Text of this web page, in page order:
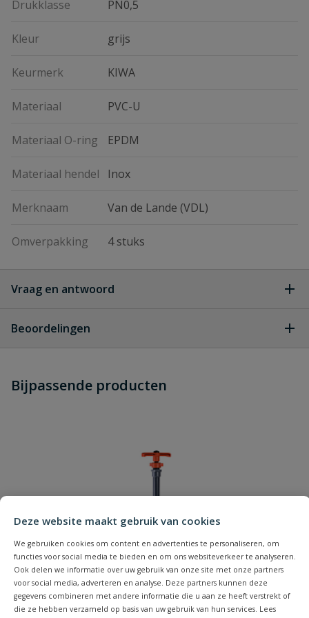
Deze website maakt gebruik van cookies
We gebruiken cookies om content en advertenties te personaliseren, om
functies voor social media te bieden en om ons websiteverkeer te analyseren.
Ook delen we informatie over uw gebruik van onze site met onze partners
voor social media, adverteren en analyse. Deze partners kunnen deze
gegevens combineren met andere informatie die u aan ze heeft verstrekt of
die ze hebben verzameld op basis van uw gebruik van hun services. Lees
Drukklasse PN0,5
Kleur grijs
Keurmerk KIWA
Materiaal PVC-U
Materiaal O-ring EPDM
Materiaal hendel Inox
Merknaam Van de Lande (VDL)
Omverpakking 4 stuks
Vraag en antwoord
dit product?
Beoordelingen
Schrijf zelf een beoordeling
Naam
Bijpassende producten